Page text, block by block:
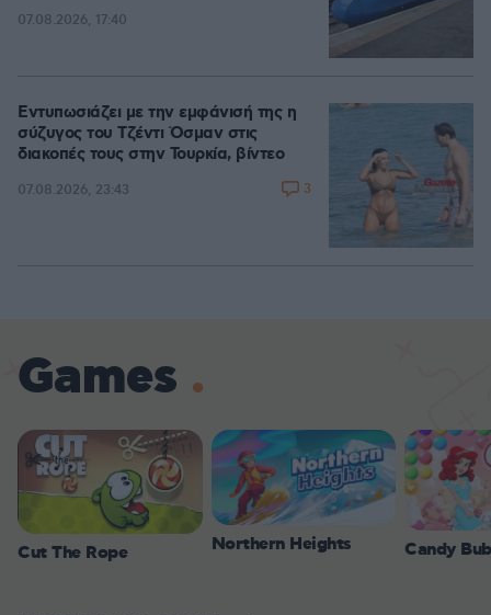
07.08.2026, 17:40
Εντυπωσιάζει με την εμφάνισή της η
σύζυγος του Τζέντι Όσμαν στις
διακοπές τους στην Τουρκία, βίντεο
07.08.2026, 23:43 3
Games
Cut The Rope Northern Heights Candy